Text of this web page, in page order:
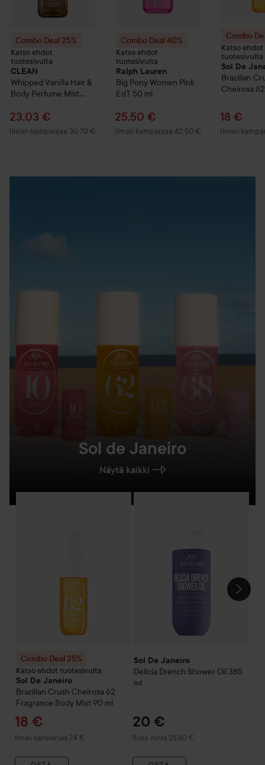
Combo Deal 25%
Katso ehdot
tuotesivulta
CLEAN
Whipped Vanilla Hair &
Body Perfume Mist
Tarjoushinta
23,03 €
Ilman kampanjaa 30,70 €
Combo Deal 40%
Katso ehdot
tuotesivulta
Ralph Lauren
Big PonyWomen Pink
EdT 50 ml
Tarjoushinta
25,50 €
Ilman kampanjaa 42,50 €
Combo
Katso ehdot
tuotesivulta
Sol De
Brazilian
Cheirosa 62
90 ml
18 €
Ilman
Sol de Janeiro
Näytä kaikki
Combo Deal 25%
Katso ehdot tuotesivulta
Sol De Janeiro
Brazilian Crush Cheirosa 62
Fragrance Body Mist 90 ml
Tarjoushinta
18 €
Ilman kampanjaa 24 €
Combo Deal 25% Sol De Janeiro Brazilian Crush Cheirosa
Sol De Janeiro
Delicia Drench Shower Oil 385
ml
20 €
Suos. hinta 25,60 €
Suositeltu hinta 25,60 €